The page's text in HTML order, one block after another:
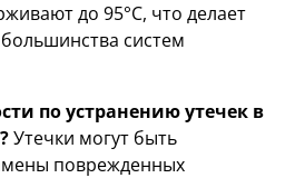
до 95°C, что делает
систем
по устранению утечек в
Утечки могут быть
поврежденных